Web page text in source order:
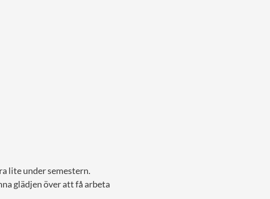
lite under semestern.
glädjen över att få arbeta